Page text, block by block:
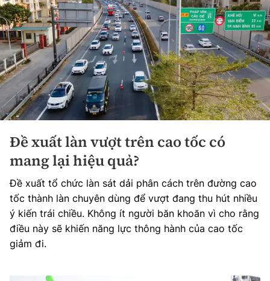
Đề xuất làn vượt trên cao tốc có
mang lại hiệu quả?
Đề xuất tổ chức làn sát dải phân cách trên đường cao
tốc thành làn chuyên dùng để vượt đang thu hút nhiều
ý kiến trái chiều. Không ít người băn khoăn vì cho rằng
điều này sẽ khiến năng lực thông hành của cao tốc
giảm đi.